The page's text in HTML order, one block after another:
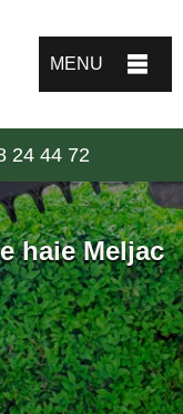
MENU
24 44 72
haie Meljac